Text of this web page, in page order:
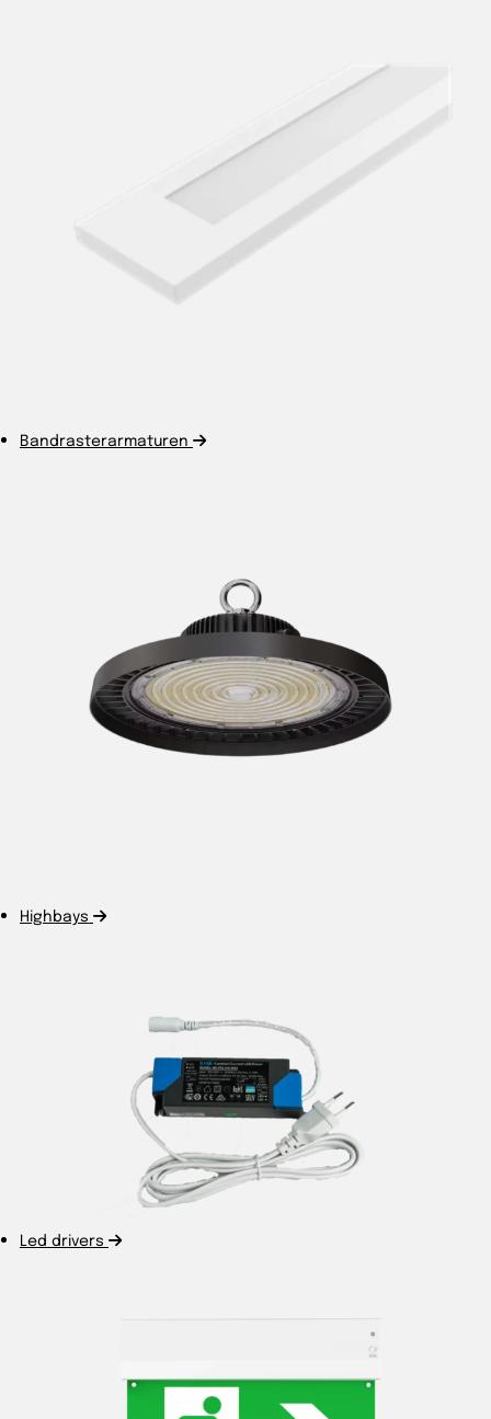
Bandrasterarmaturen
Highbays
Led drivers